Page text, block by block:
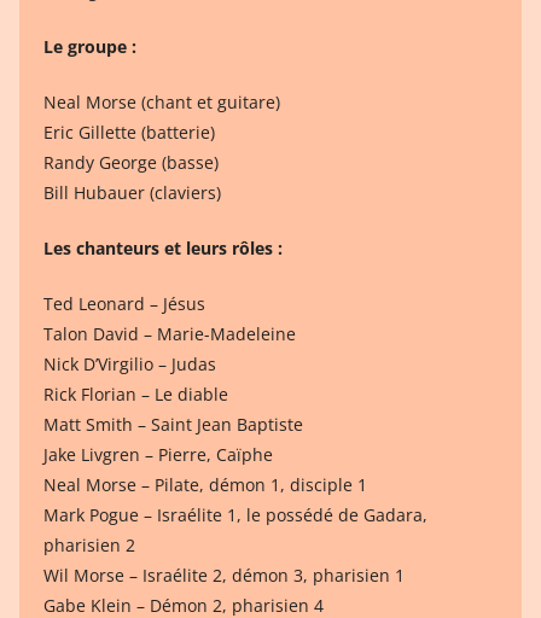
Le groupe :
Neal Morse (chant et guitare)
Eric Gillette (batterie)
Randy George (basse)
Bill Hubauer (claviers)
Les chanteurs et leurs rôles :
Ted Leonard – Jésus
Talon David – Marie-Madeleine
Nick D’Virgilio – Judas
Rick Florian – Le diable
Matt Smith – Saint Jean Baptiste
Jake Livgren – Pierre, Caïphe
Neal Morse – Pilate, démon 1, disciple 1
Mark Pogue – Israélite 1, le possédé de Gadara,
pharisien 2
Wil Morse – Israélite 2, démon 3, pharisien 1
Gabe Klein – Démon 2, pharisien 4